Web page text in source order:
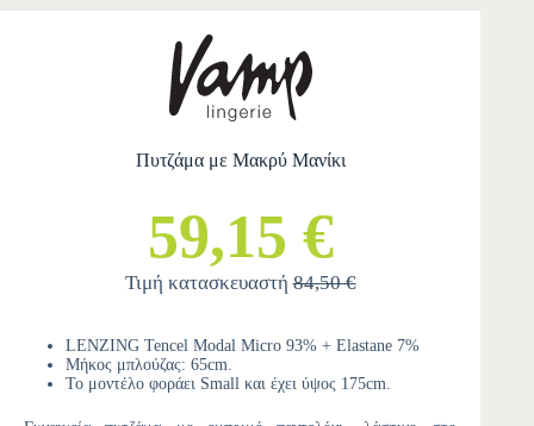
Πυτζάμα με Μακρύ Μανίκι
59,15 €
Τιμή κατασκευαστή84,50 €
LENZING Tencel Modal Micro 93% + Elastane 7%
Μήκος μπλούζας: 65cm.
Το μοντέλο φοράει Small και έχει ύψος 175cm.